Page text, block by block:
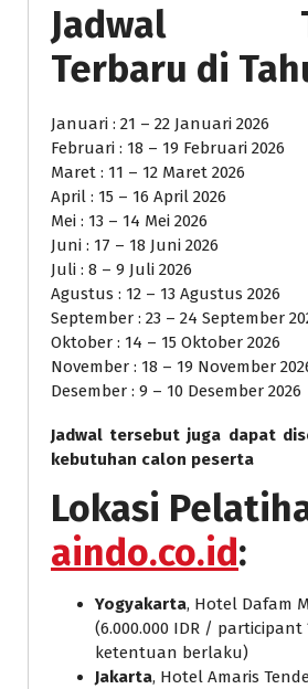
Jadwal
Terbaru di
Januari : 21 – 22 Januari 2026
Februari : 18 – 19 Februari 2026
Maret : 11 – 12 Maret 2026
April : 15 – 16 April 2026
Mei : 13 – 14 Mei 2026
Juni : 17 – 18 Juni 2026
Juli : 8 – 9 Juli 2026
Agustus : 12 – 13 Agustus 2026
September : 23 – 24 September
Oktober : 14 – 15 Oktober 2026
November : 18 – 19 November
Desember : 9 – 10 Desember 2026
Jadwal tersebut juga dapat
kebutuhan calon peserta
Lokasi
aindo.co.id:
Yogyakarta, Hotel Dafam
(6.000.000 IDR /
ketentuan berlaku)
Jakarta, Hotel Amaris